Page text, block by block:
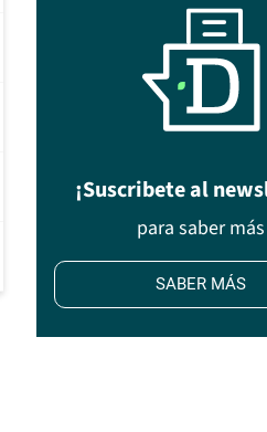
¡Suscribete al
para saber más
SABER MÁS